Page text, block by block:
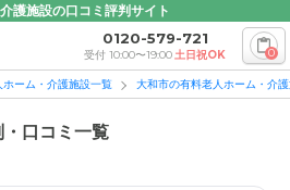
護施設の口コミ評判サイト
0120-579-721
受付 10:00〜19:00土日祝OK 0
ーム・介護施設一覧 大和市の有料老人ホーム・介
口コミ一覧